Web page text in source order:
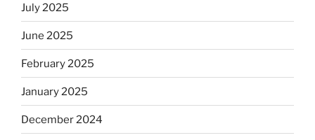
July 2025
June 2025
February 2025
January 2025
December 2024